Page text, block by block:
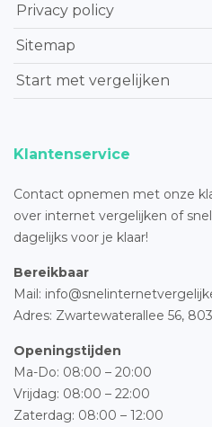
Privacy policy
Sitemap
Start met vergelijken
Klantenservice
Contact opnemen met onze
over internet vergelijken of
dagelijks voor je klaar!
Bereikbaar
Mail:
Adres: Zwartewaterallee 56,
Openingstijden
Ma-Do: 08:00 – 20:00
Vrijdag: 08:00 – 22:00
Zaterdag: 08:00 – 12:00